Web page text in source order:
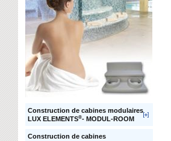
Construction de cabines modulaires
LUX ELEMENTS®- MODUL-ROOM
Construction de cabines